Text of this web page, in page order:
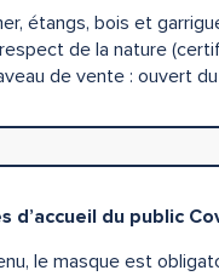
étangs, bois et
de la nature
de vente : ouvert du
d’accueil du public
le masque est